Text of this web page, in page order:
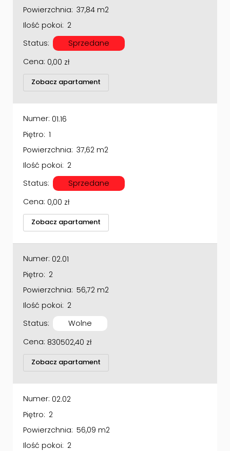
Powierzchnia: 37,84 m2
Ilość pokoi: 2
Status:
Sprzedane
Cena: 0,00 zł
Zobacz apartament
Numer: 01.16
Piętro: 1
Powierzchnia: 37,62 m2
Ilość pokoi: 2
Status:
Sprzedane
Cena: 0,00 zł
Zobacz apartament
Numer: 02.01
Piętro: 2
Powierzchnia: 56,72 m2
Ilość pokoi: 2
Status:
Wolne
Cena: 830502,40 zł
Zobacz apartament
Numer: 02.02
Piętro: 2
Powierzchnia: 56,09 m2
Ilość pokoi: 2